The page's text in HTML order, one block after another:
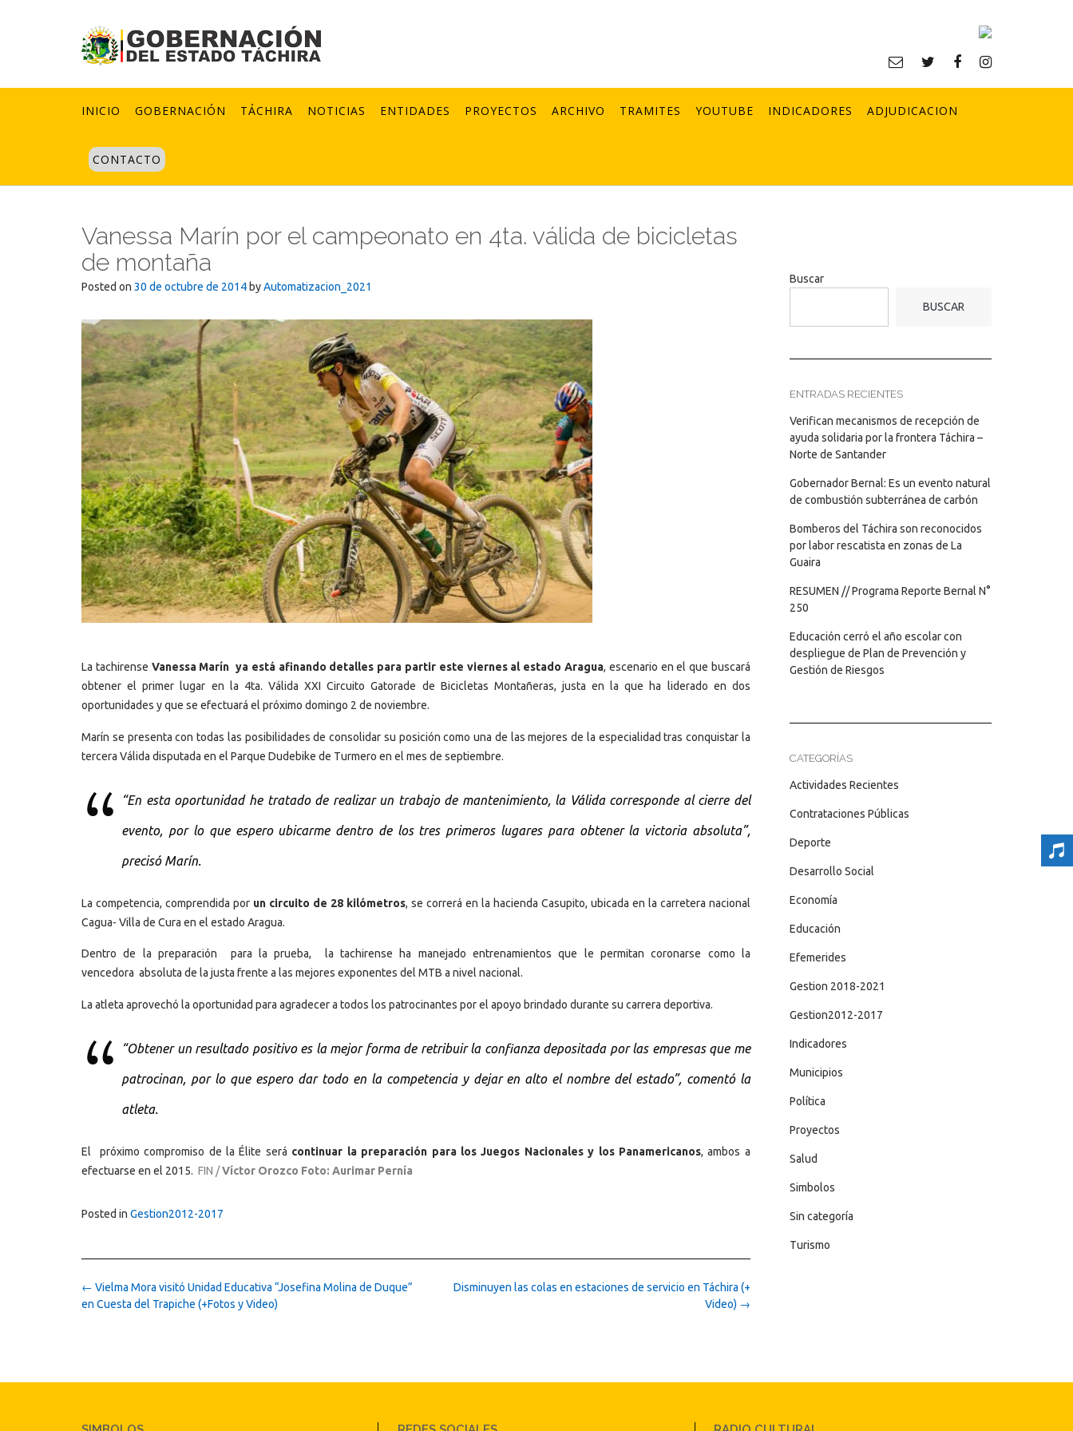
INICIO GOBERNACIÓN TÁCHIRA NOTICIAS ENTIDADES PROYECTOS ARCHIVO TRAMITES YOUTUBE INDICADORES ADJUDICACION
CONTACTO
Vanessa Marín por el campeonato en 4ta. válida de bicicletas
de montaña
Posted on 30 de octubre de 2014 byAutomatizacion_2021
La tachirense Vanessa Marín ya está afinando detalles para partir este viernes al estado Aragua, escenario en el que buscará
obtener el primer lugar en la 4ta. Válida XXI Circuito Gatorade de Bicicletas Montañeras, justa en la que ha liderado en dos
oportunidades y que se efectuará el próximo domingo 2 de noviembre.
Marín se presenta con todas las posibilidades de consolidar su posición como una de las mejores de la especialidad tras conquistar la
tercera Válida disputada en el Parque Dudebike de Turmero en el mes de septiembre.
“En esta oportunidad he tratado de realizar un trabajo de mantenimiento, la Válida corresponde al cierre del
evento, por lo que espero ubicarme dentro de los tres primeros lugares para obtener la victoria absoluta”,
precisó Marín.
La competencia, comprendida por un circuito de 28 kilómetros, se correrá en la hacienda Casupito, ubicada en la carretera nacional
Cagua- Villa de Cura en el estado Aragua.
Dentro de la preparación para la prueba, la tachirense ha manejado entrenamientos que le permitan coronarse como la
vencedora absoluta de la justa frente a las mejores exponentes del MTB a nivel nacional.
La atleta aprovechó la oportunidad para agradecer a todos los patrocinantes por el apoyo brindado durante su carrera deportiva.
“Obtener un resultado positivo es la mejor forma de retribuir la confianza depositada por las empresas que me
patrocinan, por lo que espero dar todo en la competencia y dejar en alto el nombre del estado”, comentó la
atleta.
El próximo compromiso de la Élite será continuar la preparación para los Juegos Nacionales y los Panamericanos, ambos a
efectuarse en el 2015. FIN /Víctor Orozco Foto: Aurimar Pernía
Posted in Gestion2012-2017
Post
navigation
Disminuyen las colas en estaciones de servicio en Táchira (+
Video) →
← Vielma Mora visitó Unidad Educativa “Josefina Molina de Duque”
en Cuesta del Trapiche (+Fotos y Video)
Buscar
BUSCAR
ENTRADAS RECIENTES
Verifican mecanismos de recepción de
ayuda solidaria por la frontera Táchira –
Norte de Santander
Gobernador Bernal: Es un evento natural
de combustión subterránea de carbón
Bomberos del Táchira son reconocidos
por labor rescatista en zonas de La
Guaira
RESUMEN // Programa Reporte Bernal N°
250
Educación cerró el año escolar con
despliegue de Plan de Prevención y
Gestión de Riesgos
CATEGORÍAS
Actividades Recientes
Contrataciones Públicas
Deporte
Desarrollo Social
Economía
Educación
Efemerides
Gestion 2018-2021
Gestion2012-2017
Indicadores
Municipios
Política
Proyectos
Salud
Simbolos
Sin categoría
Turismo